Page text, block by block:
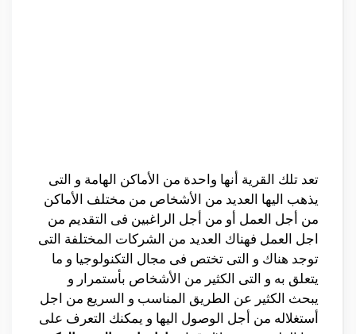
تعد تلك القرية أنها واحدة من الأماكن الهامة و التى
يذهب اليها العديد من الأشخاص من مختلف الأماكن
من أجل العمل أو من أجل الراغبين فى التقديم من
اجل العمل فهناك العديد من الشركات المختلفة التى
توجد هناك و التى تختص فى مجال التكنولوجيا و ما
يتعلق به و التى الكثير من الأشخاص بأستمرار و
يبحث الكثير عن الطريق المناسب و السريع من اجل
أستغلاله من أجل الوصول اليها و يمكنك التعرف على